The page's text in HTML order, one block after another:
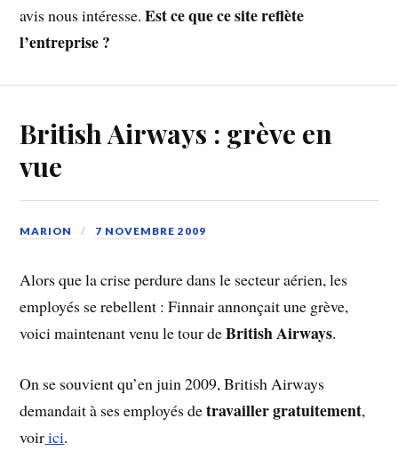
avis nous intéresse.Est ce que ce site reflète
l’entreprise ?
British Airways : grève en
vue
MARION 7 NOVEMBRE 2009
Alors que la crise perdure dans le secteur aérien, les
employés se rebellent : Finnair annonçait une grève,
voici maintenant venu le tour deBritish Airways.
On se souvient qu’en juin 2009, British Airways
demandait à ses employés detravailler gratuitement,
voirici.